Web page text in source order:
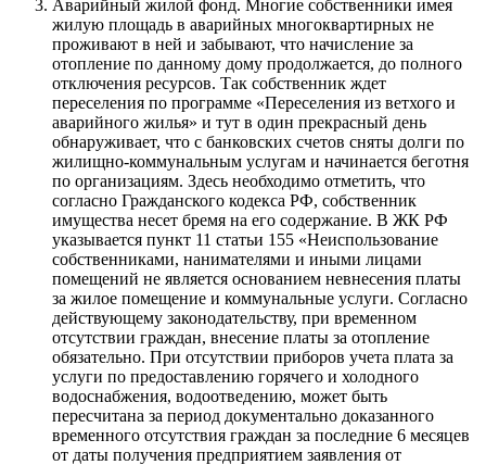
Аварийный жилой фонд. Многие собственники имея
жилую площадь в аварийных многоквартирных не
проживают в ней и забывают, что начисление за
отопление по данному дому продолжается, до полного
отключения ресурсов. Так собственник ждет
переселения по программе «Переселения из ветхого и
аварийного жилья» и тут в один прекрасный день
обнаруживает, что с банковских счетов сняты долги по
жилищно-коммунальным услугам и начинается беготня
по организациям. Здесь необходимо отметить, что
согласно Гражданского кодекса РФ, собственник
имущества несет бремя на его содержание. В ЖК РФ
указывается пункт 11 статьи 155 «Неиспользование
собственниками, нанимателями и иными лицами
помещений не является основанием невнесения платы
за жилое помещение и коммунальные услуги. Согласно
действующему законодательству, при временном
отсутствии граждан, внесение платы за отопление
обязательно. При отсутствии приборов учета плата за
услуги по предоставлению горячего и холодного
водоснабжения, водоотведению, может быть
пересчитана за период документально доказанного
временного отсутствия граждан за последние 6 месяцев
от даты получения предприятием заявления от